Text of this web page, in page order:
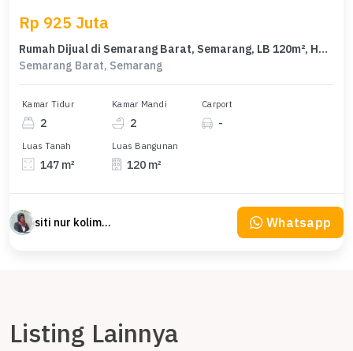
Rp 925 Juta
Rumah Dijual di Semarang Barat, Semarang, LB 120m², Harga Terbaik!
Semarang Barat, Semarang
Kamar Tidur
2
Kamar Mandi
2
Carport
-
Luas Tanah
147 m²
Luas Bangunan
120 m²
siti nur kolimah Whatsapp
Listing Lainnya